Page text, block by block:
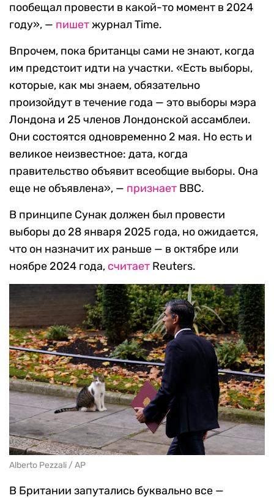
пообещал провести в какой-то момент в 2024
году», — пишетжурнал Time.
Впрочем, пока британцы сами не знают, когда
им предстоит идти на участки. «Есть выборы,
которые, как мы знаем, обязательно
произойдут в течение года — это выборы мэра
Лондона и 25 членов Лондонской ассамблеи.
Они состоятся одновременно 2 мая. Но есть и
великое неизвестное: дата, когда
правительство объявит всеобщие выборы. Она
еще не объявлена», — признает BBC.
В принципе Сунак должен был провести
выборы до 28 января 2025 года, но ожидается,
что он назначит их раньше — в октябре или
ноябре 2024 года, считает Reuters.
Alberto Pezzali / AP
В Британии запутались буквально все —